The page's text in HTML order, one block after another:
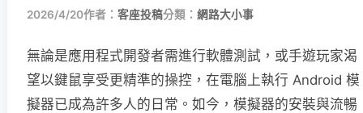
2026/4/20作者： 客座投稿分類： 網路大小事
無論是應用程式開發者需進行軟體測試，或手遊玩家渴
望以鍵鼠享受更精準的操控，在電腦上執行 Android 模
擬器已成為許多人的日常。如今，模擬器的安裝與流暢